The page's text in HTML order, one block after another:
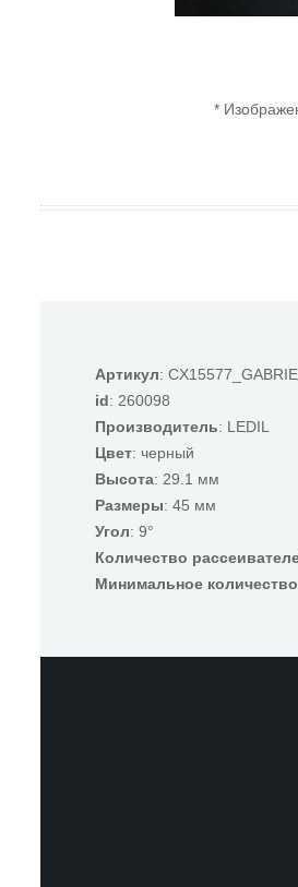
*
Артикул:
id: 260098
Производитель: LEDIL
Цвет: черный
Высота: 29.1 мм
Размеры: 45 мм
Угол: 9°
Количество
Минимальное